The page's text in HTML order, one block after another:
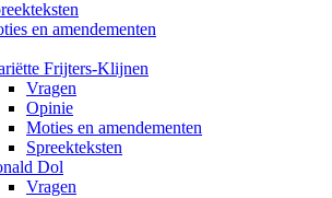
en amendementen
Frijters-Klijnen
Vragen
Opinie
Moties en amendementen
Spreekteksten
Dol
Vragen